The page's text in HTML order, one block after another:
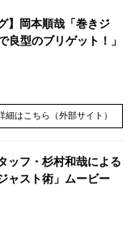
】岡本順哉「巻きジ
良型のブリゲット！」
細はこちら（外部サイト）
ッフ・杉村和哉による
ャスト術」ムービー